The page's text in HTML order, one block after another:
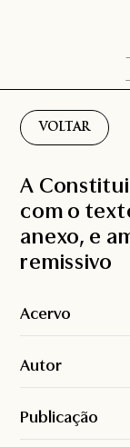
VOLTAR
A
com o
anexo, e
remissivo
Acervo
Autor
Publicação